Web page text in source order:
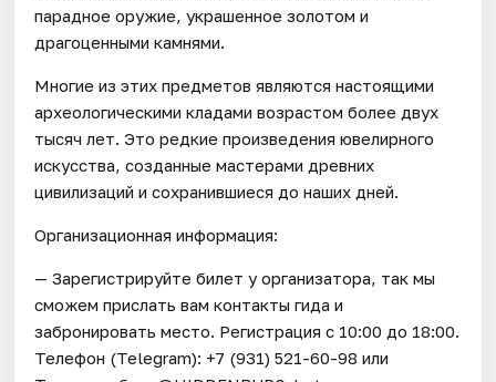
парадное оружие, украшенное золотом и
драгоценными камнями.
Многие из этих предметов являются настоящими
археологическими кладами возрастом более двух
тысяч лет. Это редкие произведения ювелирного
искусства, созданные мастерами древних
цивилизаций и сохранившиеся до наших дней.
Организационная информация:
— Зарегистрируйте билет у организатора, так мы
сможем прислать вам контакты гида и
забронировать место. Регистрация с 10:00 до 18:00.
Телефон (Telegram): +7 (931) 521-60-98 или